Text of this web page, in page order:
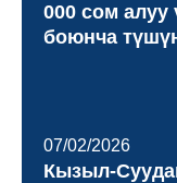
000 сом алуу
боюнча
07/02/2026
Кызыл-